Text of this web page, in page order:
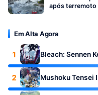
após terremoto
Em Alta Agora
1 Bleach: Sennen
2 Mushoku Tensei